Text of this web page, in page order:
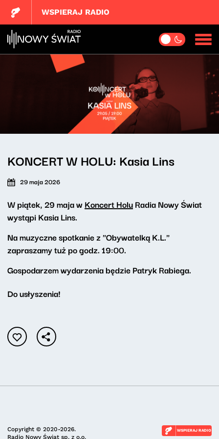
WSPIERAJ RADIO
KONCERT W HOLU: Kasia Lins
29 maja 2026
W piątek, 29 maja wKoncert HoluRadia Nowy Świat
wystąpi Kasia Lins.
Na muzyczne spotkanie z "Obywatelką K.L."
zapraszamy tuż po godz. 19:00.
Gospodarzem wydarzenia będzie Patryk Rabiega.
Do usłyszenia!
Copyright © 2020-2026.
Radio Nowy Świat sp. z o.o.
WSPIERAJ RADIO